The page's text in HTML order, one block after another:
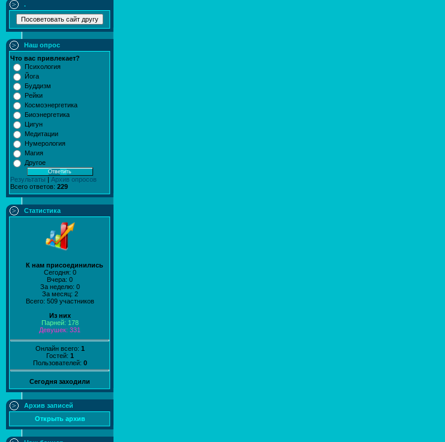
.
Наш опрос
Что вас привлекает?
Психология
Йога
Буддизм
Рейки
Космоэнергетика
Биоэнергетика
Цигун
Медитации
Нумерология
Магия
Другое
Результаты | Архив опросов
Всего ответов: 229
Статистика
К нам присоединились
Сегодня: 0
Вчера: 0
За неделю: 0
За месяц: 2
Всего: 509 участников
Из них
Парней: 178
Девушек: 331
Онлайн всего: 1
Гостей: 1
Пользователей: 0
Сегодня заходили
Архив записей
Открыть архив